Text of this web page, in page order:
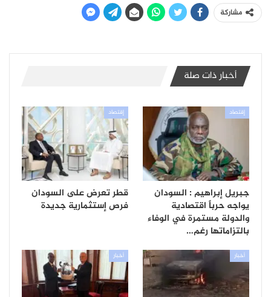
مشاركة
أخبار ذات صلة
إقتصاد
جبريل إبراهيم : السودان
يواجه حرباً اقتصادية
والدولة مستمرة في الوفاء
بالتزاماتها رغم…
إقتصاد
قطر تعرض على السودان
فرص إستثمارية جديدة
أخبار أخبار